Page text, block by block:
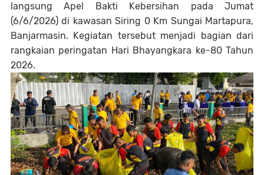
langsung Apel Bakti Kebersihan pada Jumat
(6/6/2026) di kawasan Siring 0 Km Sungai Martapura,
Banjarmasin. Kegiatan tersebut menjadi bagian dari
rangkaian peringatan Hari Bhayangkara ke-80 Tahun
2026.